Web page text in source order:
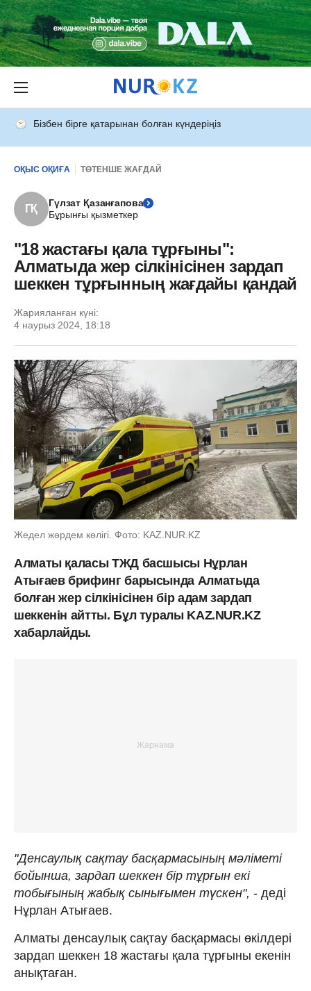
Бізбен бірге қатарынан болған күндеріңіз
ОҚЫС ОҚИҒА ТӨТЕНШЕ ЖАҒДАЙ
ГҚ
Гүлзат Қазанғапова
Бұрынғы қызметкер
"18 жастағы қала тұрғыны":
Алматыда жер сілкінісінен зардап
шеккен тұрғынның жағдайы қандай
Жарияланған күні:
4 наурыз 2024, 18:18
Жедел жәрдем көлігі. Фото: KAZ.NUR.KZ
Алматы қаласы ТЖД басшысы Нұрлан
Атығаев брифинг барысында Алматыда
болған жер сілкінісінен бір адам зардап
шеккенін айтты. Бұл туралы KAZ.NUR.KZ
хабарлайды.
"Денсаулық сақтау басқармасының мәліметі
бойынша, зардап шеккен бір тұрғын екі
тобығының жабық сынығымен түскен", - деді
Нұрлан Атығаев.
Алматы денсаулық сақтау басқармасы өкілдері
зардап шеккен 18 жастағы қала тұрғыны екенін
анықтаған.